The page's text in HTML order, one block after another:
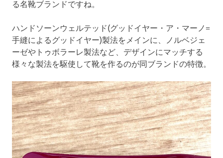
る名靴ブランドですね。
ハンドソーンウェルテッド(グッドイヤー・ア・マーノ=
手縫によるグッドイヤー)製法をメインに、ノルベジェ
ーゼやトゥボラーレ製法など、デザインにマッチする
様々な製法を駆使して靴を作るのが同ブランドの特徴。